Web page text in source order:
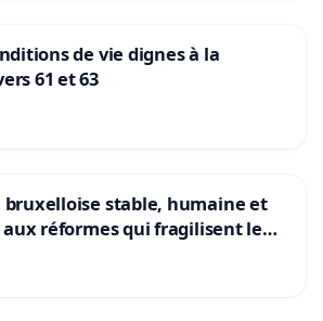
de vie dignes à la
61 et 63
bruxelloise stable, humaine et
réformes qui fragilisent le